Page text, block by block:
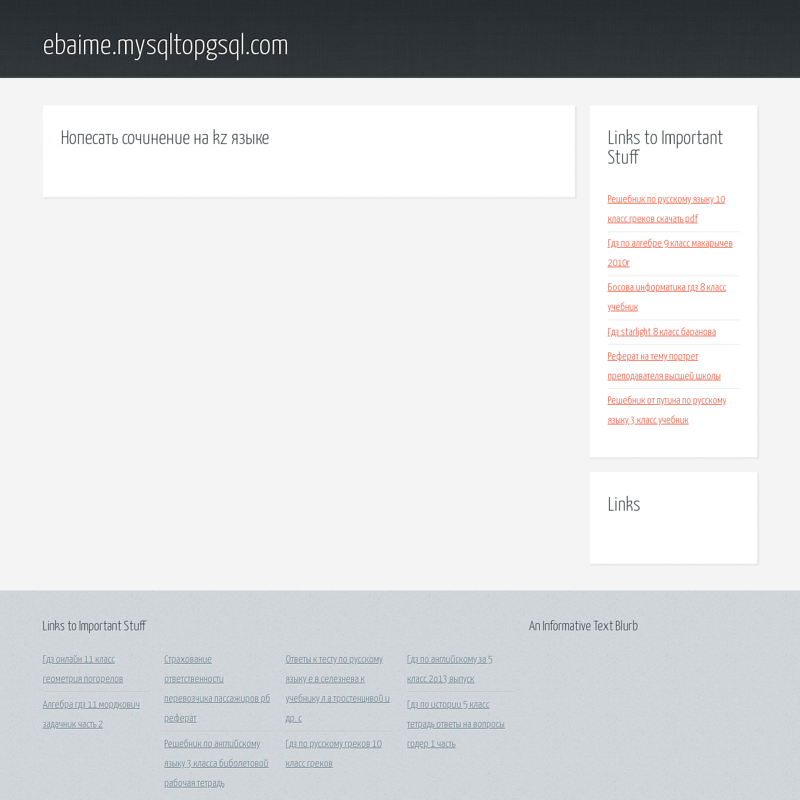
ebaime.mysqltopgsql.com
Нопесать сочинение на kz языке
Links to Important
Stuff
Решебник по русскому языку 10
класс греков скачать pdf
Гдз по алгебре 9 класс макарычев
2010г
Босова информатика гдз 8 класс
учебник
Гдз starlight 8 класс баранова
Реферат на тему портрет
преподавателя высшей школы
Решебник от путина по русскому
языку 3 класс учебник
Links
Links to Important Stuff
Гдз онлайн 11 класс
геометрия погорелов
Алгебра гдз 11 мордкович
задачник часть 2
Страхование
ответственности
перевозчика пассажиров рб
реферат
Решебник по английскому
языку 3 класса биболетовой
рабочая тетрадь
Ответы к тесту по русскому
языку е.в.селезнева к
учебнику л.а.тростенцнвой и
др. с
Гдз по русскому греков 10
класс греков
Гдз по английскому за 5
класс 2о13 выпуск
Гдз по истории 5 класс
тетрадь ответы на вопросы
годер 1 часть
An Informative Text Blurb